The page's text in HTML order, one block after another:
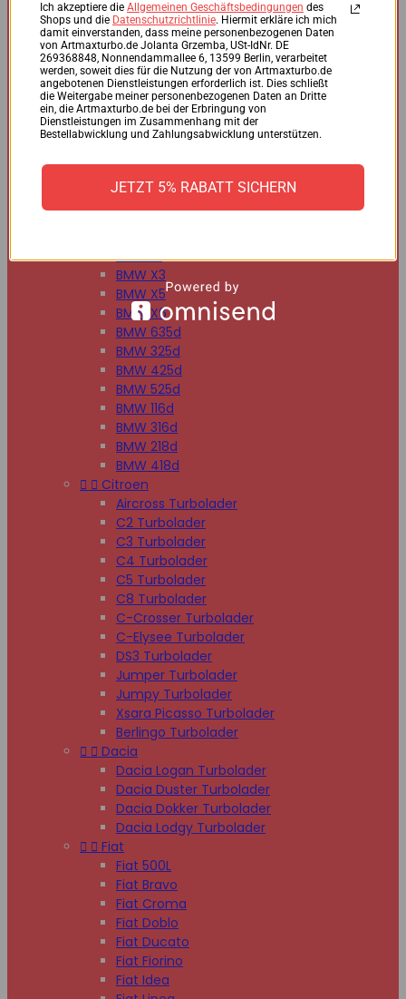
BMW 125d
BMW 220d
BMW 225d
BMW 318d
BMW 320d
BMW 330d
BMW 335d
BMW 518d
BMW 520d
BMW 530d
BMW X1
BMW X3
BMW X5
BMW X6
BMW 635d
BMW 325d
BMW 425d
BMW 525d
BMW 116d
BMW 316d
BMW 218d
BMW 418d
  Citroen
Aircross Turbolader
C2 Turbolader
C3 Turbolader
C4 Turbolader
C5 Turbolader
C8 Turbolader
C-Crosser Turbolader
C-Elysee Turbolader
DS3 Turbolader
Jumper Turbolader
Jumpy Turbolader
Xsara Picasso Turbolader
Berlingo Turbolader
  Dacia
Dacia Logan Turbolader
Dacia Duster Turbolader
Dacia Dokker Turbolader
Dacia Lodgy Turbolader
  Fiat
Fiat 500L
Fiat Bravo
Fiat Croma
Fiat Doblo
Fiat Ducato
Fiat Fiorino
Fiat Idea
Ich akzeptiere die Allgemeinen Geschäftsbedingungen des
Shops und die Datenschutzrichtlinie. Hiermit erkläre ich mich
damit einverstanden, dass meine personenbezogenen Daten
von Artmaxturbo.de Jolanta Grzemba, USt-IdNr. DE
269368848, Nonnendammallee 6, 13599 Berlin, verarbeitet
werden, soweit dies für die Nutzung der von Artmaxturbo.de
angebotenen Dienstleistungen erforderlich ist. Dies schließt
die Weitergabe meiner personenbezogenen Daten an Dritte
ein, die Artmaxturbo.de bei der Erbringung von
Dienstleistungen im Zusammenhang mit der
Bestellabwicklung und Zahlungsabwicklung unterstützen.
JETZT 5% RABATT SICHERN